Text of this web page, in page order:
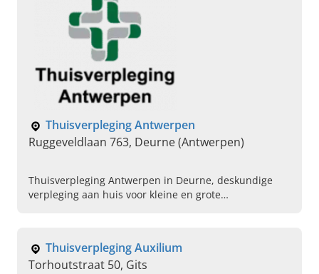
Thuisverpleging Antwerpen
Ruggeveldlaan 763, Deurne (Antwerpen)
Thuisverpleging Antwerpen in Deurne, deskundige
verpleging aan huis voor kleine en grote
Thuisverpleging Auxilium
Torhoutstraat 50, Gits